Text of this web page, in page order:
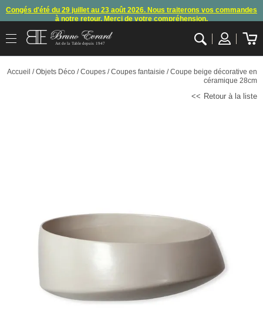
Congés d'été du 29 juillet au 23 août 2026. Nous traiterons vos commandes
à notre retour. Merci de votre compréhension.
Arret des commandes et expéditions. Nous vous donnons rendez-vous à
En raison d'un souci technique, le mode de règlement par carte bancaire et
paypal ne fonctionnent plus
, merci de nous contacter ou attendre notre
Art de la Table depuis 1947
Accueil /Objets Déco /Coupes /Coupes fantaisie / Coupe beige décorative en
céramique 28cm
Retour à la liste